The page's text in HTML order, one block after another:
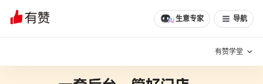
生意专家 导航
有赞学堂
文章 问诊 分享